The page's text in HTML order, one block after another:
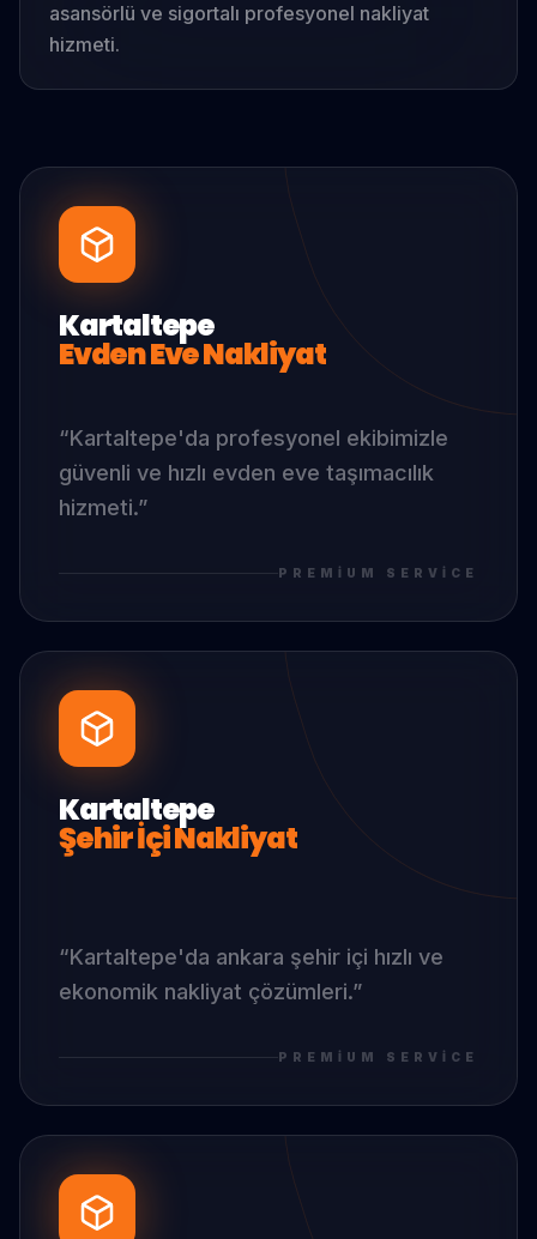
asansörlü ve sigortalı profesyonel nakliyat
hizmeti.
Kartaltepe
Evden Eve Nakliyat
“Kartaltepe'da profesyonel ekibimizle
güvenli ve hızlı evden eve taşımacılık
hizmeti.”
PREMIUM SERVICE
Kartaltepe
Şehir İçi Nakliyat
“Kartaltepe'da ankara şehir içi hızlı ve
ekonomik nakliyat çözümleri.”
PREMIUM SERVICE